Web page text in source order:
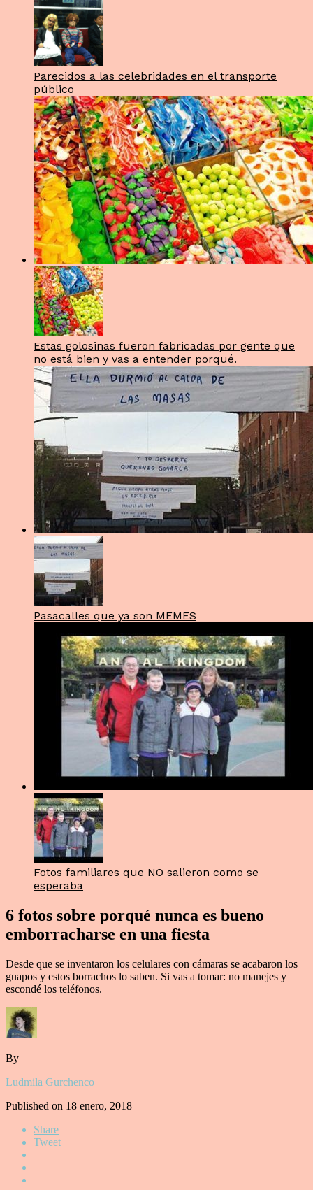
Parecidos a las celebridades en el transporte
público
Estas golosinas fueron fabricadas por gente que
no está bien y vas a entender porqué.
Pasacalles que ya son MEMES
Fotos familiares que NO salieron como se
esperaba
6 fotos sobre porqué nunca es bueno
emborracharse en una fiesta
Desde que se inventaron los celulares con cámaras se acabaron los
guapos y estos borrachos lo saben. Si vas a tomar: no manejes y
escondé los teléfonos.
By
Ludmila Gurchenco
Published on 18 enero, 2018
Share
Tweet